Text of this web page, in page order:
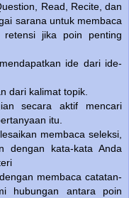
Read, Recite, dan
sarana untuk membaca
jika poin penting
ide dari ide-
dari kalimat topik.
secara aktif mencari
itu.
membaca seleksi,
dengan kata-kata Anda
membaca catatan-
hubungan antara poin